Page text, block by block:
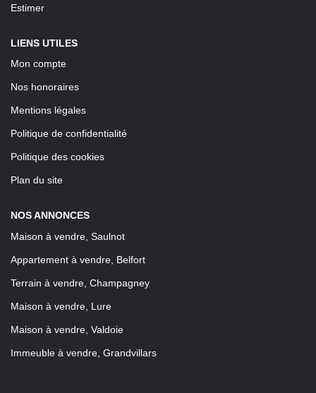
Estimer
LIENS UTILES
Mon compte
Nos honoraires
Mentions légales
Politique de confidentialité
Politique des cookies
Plan du site
NOS ANNONCES
Maison à vendre, Saulnot
Appartement à vendre, Belfort
Terrain à vendre, Champagney
Maison à vendre, Lure
Maison à vendre, Valdoie
Immeuble à vendre, Grandvillars